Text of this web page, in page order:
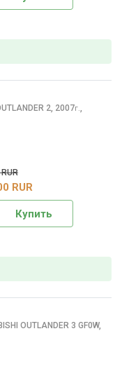
2, 2007г.,
RUR
Купить
OUTLANDER 3 GF0W,